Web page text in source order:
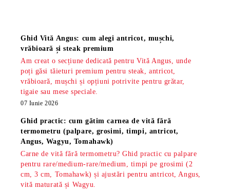
Ghid Vită Angus: cum alegi antricot, mușchi,
vrăbioară și steak premium
Am creat o secțiune dedicată pentru Vită Angus, unde
poți găsi tăieturi premium pentru steak, antricot,
vrăbioară, mușchi și opțiuni potrivite pentru grătar,
tigaie sau mese speciale.
07 Iunie 2026
Ghid practic: cum gătim carnea de vită fără
termometru (palpare, grosimi, timpi, antricot,
Angus, Wagyu, Tomahawk)
Carne de vită fără termometru? Ghid practic cu palpare
pentru rare/medium-rare/medium, timpi pe grosimi (2
cm, 3 cm, Tomahawk) și ajustări pentru antricot, Angus,
vită maturată și Wagyu.